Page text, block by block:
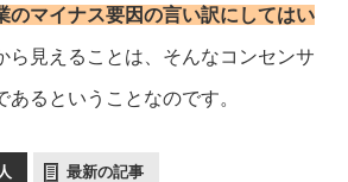
のマイナス要因の言い訳にしてはい
ら見えることは、そんなコンセンサ
あるということなのです。
最新の記事